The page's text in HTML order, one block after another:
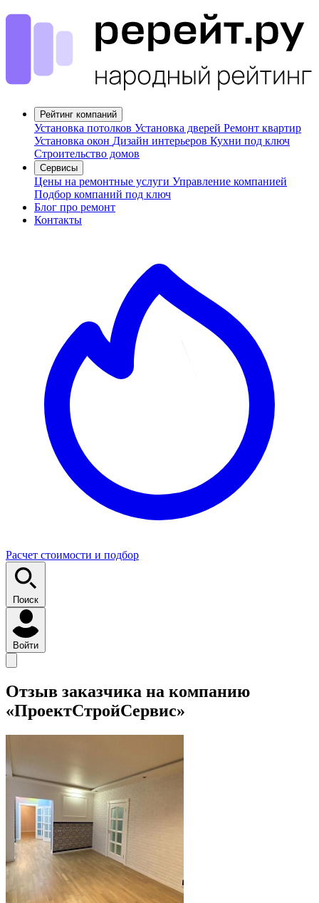
Рейтинг компаний
Установка потолков Установка дверей Ремонт квартир
Установка окон Дизайн интерьеров Кухни под ключ
Строительство домов
Сервисы
Цены на ремонтные услуги Управление компанией
Подбор компаний под ключ
Блог про ремонт
Контакты
Расчет стоимости и подбор
Поиск
Войти
Отзыв заказчика на компанию
«ПроектСтройСервис»